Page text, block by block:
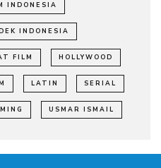
INDONESIA
INDONESIA
FILM HOLLYWOOD
LATIN SERIAL
USMAR ISMAIL